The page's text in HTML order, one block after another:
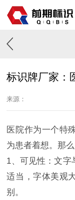
标识牌厂家：
来源：
医院作为一个特
为患者着想。那
1、可见性：文字
适当，字体美观
别。